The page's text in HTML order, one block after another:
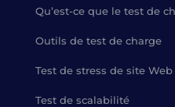
Qu’est-ce que le test de
Outils de test de charge
Test de stress de site Web
Test de scalabilité